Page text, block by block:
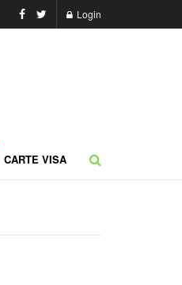
Login
CARTE VISA